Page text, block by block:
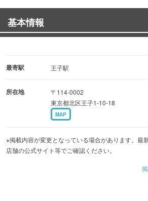
基本情報
最寄駅 王子駅
所在地
〒114-0002
東京都北区王子1-10-18
MAP
※掲載内容が変更となっている場合があります。最
店舗の公式サイト等でご確認ください。